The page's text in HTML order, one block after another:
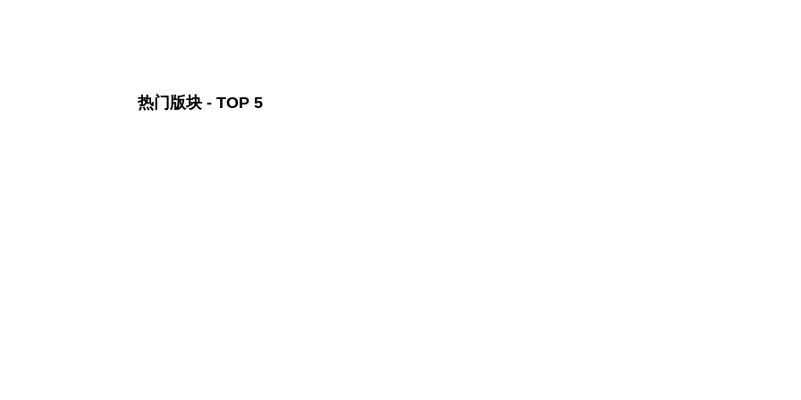
热门版块 - TOP 5